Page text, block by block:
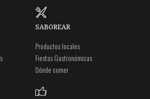
SABOREAR
Productos locales
Fiestas Gastronómicas
Dónde comer